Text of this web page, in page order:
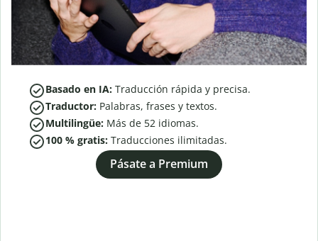
Basado en IA: Traducción rápida y precisa.
Traductor: Palabras, frases y textos.
Multilingüe: Más de 52 idiomas.
100 % gratis: Traducciones ilimitadas.
Pásate a Premium